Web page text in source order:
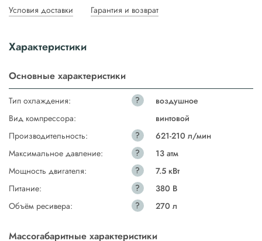
Условия доставки Гарантия и возврат
Характеристики
Основные характеристики
Тип охлаждения: ?
воздушное
Вид компрессора:
винтовой
Производительность:
?
621-210 л/мин
Максимальное давление:
?
13 атм
Мощность двигателя:
?
7.5 кВт
Питание:
?
380 В
Объём ресивера:
? 270 л
Массогабаритные характеристики